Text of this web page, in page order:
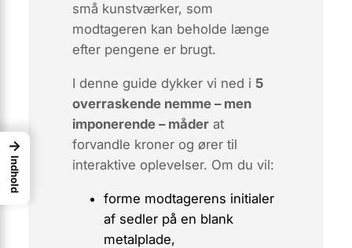
små kunstværker, som
modtageren kan beholde længe
efter pengene er brugt.
I denne guide dykker vi ned i 5
overraskende nemme – men
imponerende – måderat
forvandle kroner og ører til
interaktive oplevelser. Om du vil:
forme modtagerens initialer
af sedler på en blank
metalplade,
→
Indhold